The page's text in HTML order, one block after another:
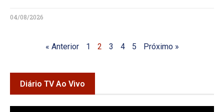
04/08/2026
« Anterior 1 2 3 4 5 Próximo »
Diário TV Ao Vivo